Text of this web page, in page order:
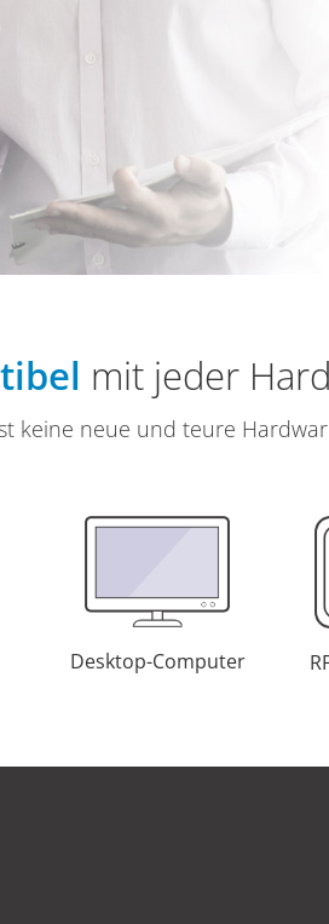
mit jeder
keine neue und teure
Desktop-Computer